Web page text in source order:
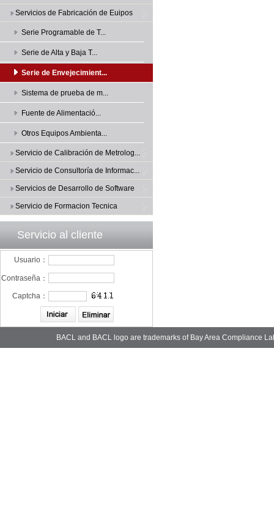
Servicios de Fabricación de Euipos
Serie Programable de T...
Serie de Alta y Baja T...
Serie de Envejecimient...
Sistema de prueba de m...
Fuente de Alimentació...
Otros Equipos Ambienta...
Servicio de Calibración de Metrolog...
Servicio de Consultoría de Informac...
Servicios de Desarrollo de Software
Servicio de Formacion Tecnica
Servicio al cliente
Usuario：
Contraseña：
Captcha：
BACL and BACL logo are trademarks of Bay Area